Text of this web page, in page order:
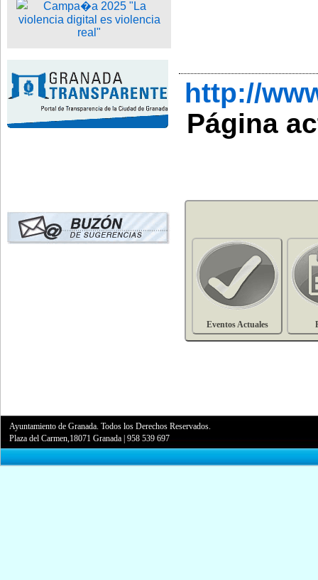
http://
Página
Eventos Actuales
Ayuntamiento de Granada. Todos los Derechos Reservados.
Plaza del Carmen,18071 Granada |958 539 697